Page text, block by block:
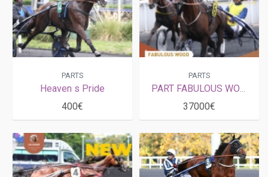
PARTS
Heaven s Pride
400€
PARTS
PART FABULOUS WOOD
37000€